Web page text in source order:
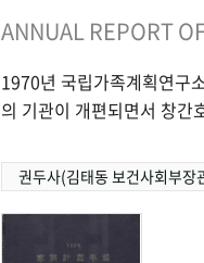
ANNUAL REPORT
1970년 국립가족계획연구
의 기관이 개편되면서 창간
권두사(김태동 보건사회부장